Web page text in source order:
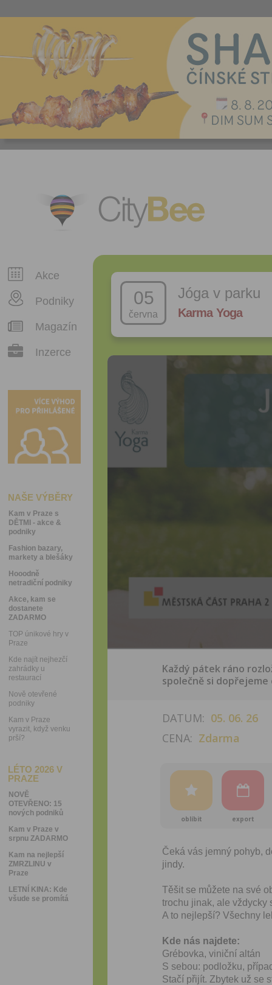
CityBee
Akce
Podniky
Magazín
Inzerce
NAŠE VÝBĚRY
Kam v Praze s
DĚTMI - akce &
podniky
Fashion bazary,
markety a blešáky
Hooodně
netradiční podniky
Akce, kam se
dostanete
ZADARMO
TOP únikové hry v
Praze
Kde najít nejhezčí
zahrádky u
restaurací
Nově otevřené
podniky
Kam v Praze
vyrazit, když venku
prší?
LÉTO 2026 V
PRAZE
NOVĚ
OTEVŘENO: 15
nových podniků
Kam v Praze v
srpnu ZADARMO
Kam na nejlepší
ZMRZLINU v
Praze
LETNÍ KINA: Kde
všude se promítá
05
června
Jóga v parku
Karma Yoga
Každý pátek ráno
společně si dopřejeme
DATUM: 05. 06. 26
CENA: Zdarma
oblíbit export
Čeká vás jemný pohyb,
jindy.
Těšit se můžete na své
trochu jinak, ale vždycky
A to nejlepší? Všechny
Kde nás najdete:
Grébovka, viniční altán
S sebou: podložku,
Stačí přijít. Zbytek už se